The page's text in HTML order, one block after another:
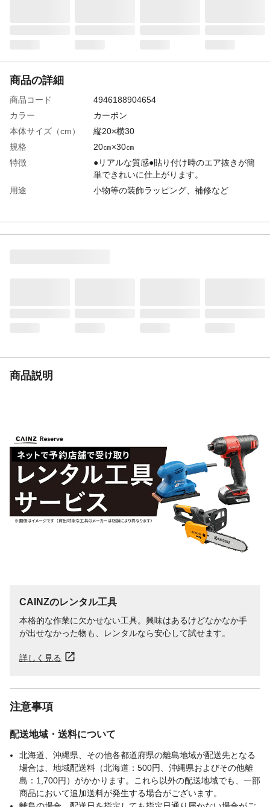
商品の詳細
商品コード
4946188904654
カラー
カーボン
本体サイズ（cm）
縦20×横30
規格
20㎝×30㎝
特徴
●リアルな質感●貼り付け時のエア抜きが簡
単できれいに仕上がります。
用途
小物等の装飾ラッピング、補修など
商品説明
CAINZのレンタル工具
本格的な作業に欠かせない工具。興味はあるけどなかなか手
が出せなかった物も、レンタルなら安心して試せます。
詳しく見る
注意事項
配送地域・送料について
北海道、沖縄県、その他各都道府県の離島地域が配送先となる
場合は、地域配送料（北海道：500円、沖縄県およびその他離
島：1,700円）がかかります。これら以外の配送地域でも、一部
商品において追加送料が発生する場合がございます。